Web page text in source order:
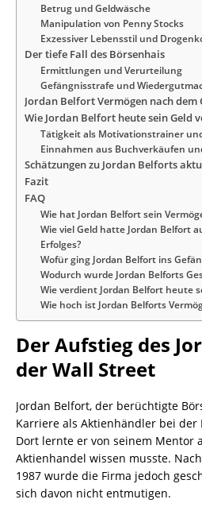
Betrug und Geldwäsche
Manipulation von Penny Stocks
Exzessiver Lebensstil und
Der tiefe Fall des Börsenhais
Ermittlungen und Verurteilung
Gefängnisstrafe und
Jordan Belfort Vermögen nach dem
Wie Jordan Belfort heute sein Geld
Tätigkeit als Motivationstrainer
Einnahmen aus Buchverkäufen
Schätzungen zu Jordan Belforts
Fazit
FAQ
Wie hat Jordan Belfort sein
Wie viel Geld hatte Jordan Belfort
Erfolges?
Wofür ging Jordan Belfort ins
Wodurch wurde Jordan Belforts
Wie verdient Jordan Belfort heute
Wie hoch ist Jordan Belforts
Der Aufstieg des
der Wall Street
Jordan Belfort, der berüchtigte
Karriere als Aktienhändler bei der
Dort lernte er von seinem Mentor
Aktienhandel wissen musste.
1987 wurde die Firma jedoch
sich davon nicht entmutigen.